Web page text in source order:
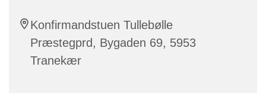
Konfirmandstuen Tullebølle
Præstegprd, Bygaden 69, 5953
Tranekær